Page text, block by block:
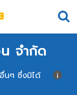
จำกัด
นๆ ซึ่งมิได้